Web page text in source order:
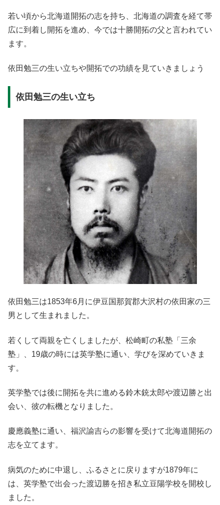
若い頃から北海道開拓の志を持ち、北海道の調査を経て帯
広に到着し開拓を進め、今では十勝開拓の父と言われてい
ます。
依田勉三の生い立ちや開拓での功績を見ていきましょう
依田勉三の生い立ち
依田勉三は1853年6月に伊豆国那賀郡大沢村の依田家の三
男として生まれました。
若くして両親を亡くしましたが、松崎町の私塾「三余
塾」、19歳の時には英学塾に通い、学びを深めていきま
す。
英学塾では後に開拓を共に進める鈴木銃太郎や渡辺勝と出
会い、彼の転機となりました。
慶應義塾に通い、福沢諭吉らの影響を受けて北海道開拓の
志を立てます。
病気のために中退し、ふるさとに戻りますが1879年に
は、英学塾で出会った渡辺勝を招き私立豆陽学校を開校し
ました。